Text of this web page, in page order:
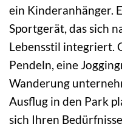
ein Kinderanhänger.
Sportgerät, das sich
Lebensstil integriert.
Pendeln, eine
Wanderung
Ausflug in den Park
sich Ihren